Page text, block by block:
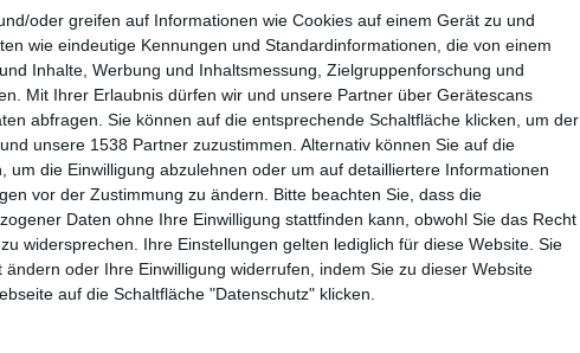
oder greifen auf Informationen wie Cookies auf einem Gerät zu und
wie eindeutige Kennungen und Standardinformationen, die von einem
Inhalte, Werbung und Inhaltsmessung, Zielgruppenforschung und
Mit Ihrer Erlaubnis dürfen wir und unsere Partner über Gerätescans
abfragen. Sie können auf die entsprechende Schaltfläche klicken, um der
unsere 1538 Partner zuzustimmen. Alternativ können Sie auf die
um die Einwilligung abzulehnen oder um auf detailliertere Informationen
vor der Zustimmung zu ändern.
Bitte beachten Sie, dass die
Daten ohne Ihre Einwilligung stattfinden kann, obwohl Sie das Recht
widersprechen. Ihre Einstellungen gelten lediglich für diese Website. Sie
oder Ihre Einwilligung widerrufen, indem Sie zu dieser Website
auf die Schaltfläche "Datenschutz" klicken.